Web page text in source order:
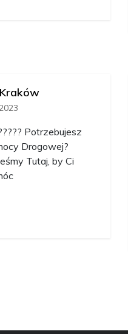
Potrzebujesz
Drogowej?
Tutaj, by Ci